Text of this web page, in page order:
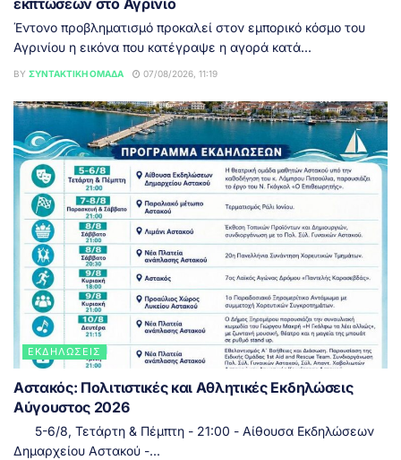
Έντονο προβληματισμό προκαλεί στον εμπορικό κόσμο του
Αγρινίου η εικόνα που κατέγραψε η αγορά κατά...
BY ΣΥΝΤΑΚΤΙΚΉ ΟΜΆΔΑ 07/08/2026, 11:19
ΕΚΔΗΛΏΣΕΙΣ
Αστακός: Πολιτιστικές και Αθλητικές Εκδηλώσεις
Αύγουστος 2026
5-6/8, Τετάρτη & Πέμπτη - 21:00 - Αίθουσα Εκδηλώσεων
Δημαρχείου Αστακού -...